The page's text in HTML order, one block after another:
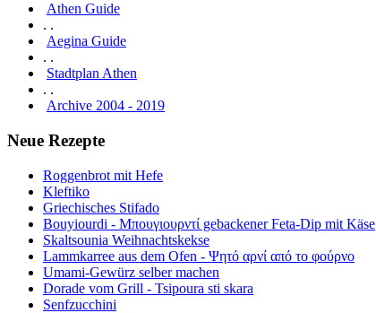
Athen Guide
. .
Aegina Guide
. .
Stadtplan Athen
. .
Archive 2004 - 2019
Neue Rezepte
Roggenbrot mit Hefe
Kleftiko
Griechisches Stifado
Bouyiourdi - Μπουγιουρντί gebackener Feta-Dip mit Käse
Skaltsounia Weihnachtskekse
Lammkarree aus dem Ofen - Ψητό αρνί από το φούρνο
Umami-Gewürz selber machen
Dorade vom Grill - Tsipoura sti skara
Senfzucchini